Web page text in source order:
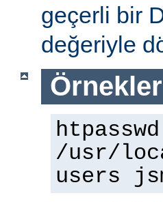
geçerli bir
değeriyle
Örnekler
htpasswd
/usr/
users